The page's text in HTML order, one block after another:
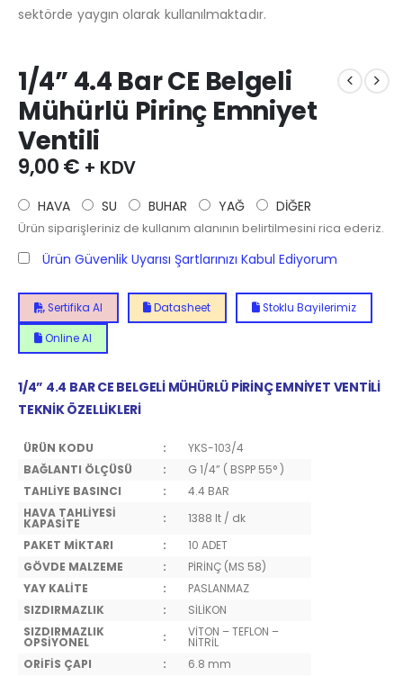
sektörde yaygın olarak kullanılmaktadır.
1/4” 4.4 Bar CE Belgeli
Mühürlü Pirinç Emniyet
Ventili
9,00€ + KDV
HAVA SU BUHAR YAĞ DİĞER
Ürün siparişleriniz de kullanım alanının belirtilmesini rica ederiz.
Ürün Güvenlik Uyarısı Şartlarınızı Kabul Ediyorum
Sertifika Al Datasheet Stoklu Bayilerimiz
Online Al
1/4” 4.4 BAR CE BELGELİ MÜHÜRLÜ PİRİNÇ EMNİYET VENTİLİ
TEKNİK ÖZELLİKLERİ
ÜRÜN KODU :
YKS-103/4
BAĞLANTI ÖLÇÜSÜ
:
G 1/4” ( BSPP 55° )
TAHLİYE BASINCI
:
4.4 BAR
HAVA TAHLİYESİ
KAPASİTE :
1388 lt / dk
PAKET MİKTARI
:
10 ADET
GÖVDE MALZEME
:
PİRİNÇ (MS 58)
YAY KALİTE
:
PASLANMAZ
SIZDIRMAZLIK
:
SİLİKON
SIZDIRMAZLIK
OPSİYONEL : VİTON – TEFLON –
NİTRİL
ORİFİS ÇAPI
:
6.8 mm